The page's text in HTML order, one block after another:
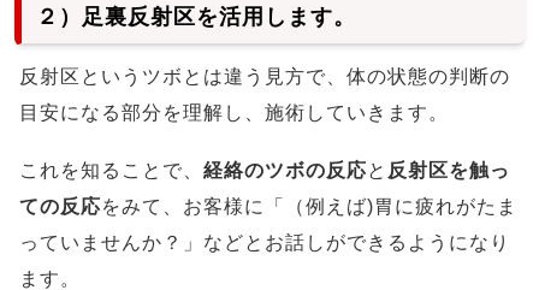
２）足裏反射区を活用します。
反射区というツボとは違う見方で、体の状態の判断の
目安になる部分を理解し、施術していきます。
これを知ることで、 経絡のツボの反応と 反射区を触っ
ての反応をみて、お客様に「（例えば)胃に疲れがたま
っていませんか？」などとお話しができるようになり
ます。